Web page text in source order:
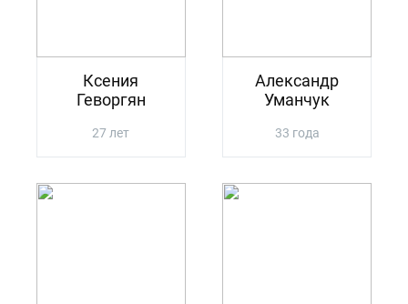
Ксения
Геворгян
27 лет
Александр
Уманчук
33 года